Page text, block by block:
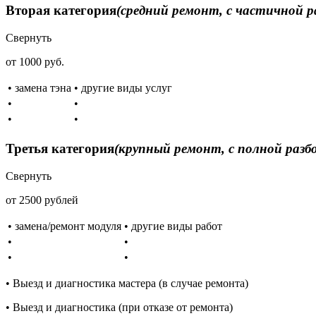
Вторая категория(средний ремонт, с частичной
Свернуть
от 1000 руб.
• замена тэна • другие виды услуг
•
•
•
•
Третья категория(крупный ремонт, с полной
Свернуть
от 2500 рублей
• замена/ремонт модуля • другие виды работ
•
•
•
•
• Выезд и диагностика мастера (в случае ремонта)
• Выезд и диагностика (при отказе от ремонта)